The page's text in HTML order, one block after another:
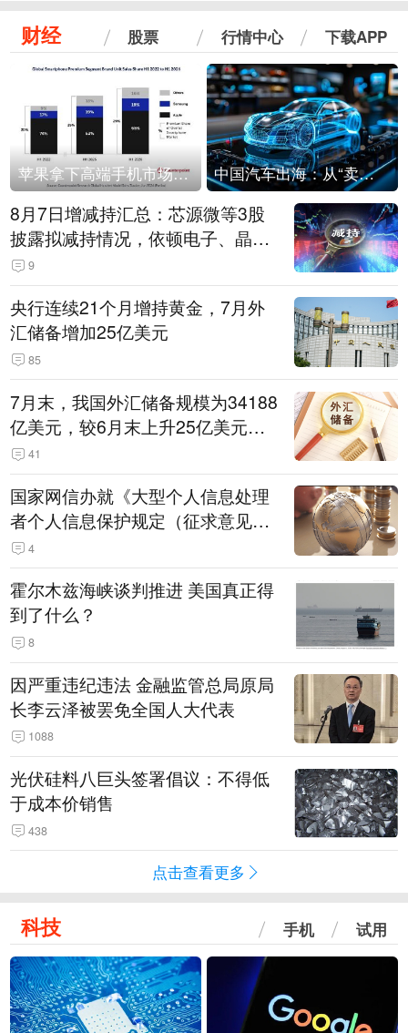
财经 股票 行情中心 下载APP
苹果拿下高端手机市场65%的份额：iPhone 17系列功不可没 中国汽车出海：从“卖出去”到“走进去”
8月7日增减持汇总：芯源微等3股
披露拟减持情况，依顿电子、晶华
微拟增持（表）
9
央行连续21个月增持黄金，7月外
汇储备增加25亿美元
85
7月末，我国外汇储备规模为34188
亿美元，较6月末上升25亿美元，
升幅为0.07%
41
国家网信办就《大型个人信息处理
者个人信息保护规定（征求意见
稿）》公开征求意见
4
霍尔木兹海峡谈判推进 美国真正得
到了什么？
8
因严重违纪违法 金融监管总局原局
长李云泽被罢免全国人大代表
1088
光伏硅料八巨头签署倡议：不得低
于成本价销售
438
点击查看更多
科技 手机 试用